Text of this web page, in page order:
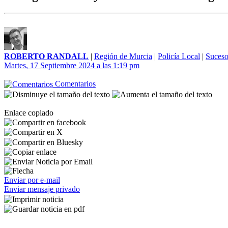
ROBERTO RANDALL | Región de Murcia | Policía Local |
Martes, 17 Septiembre 2024 a las 1:19 pm
Comentarios
Enlace copiado
Enviar por e-mail
Enviar mensaje privado